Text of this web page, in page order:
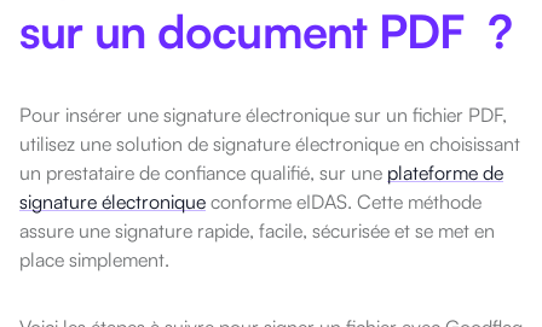
sur un document PDF ?
Pour insérer une signature électronique sur un fichier PDF,
utilisez une solution de signature électronique en choisissant
un prestataire de confiance qualifié, sur une plateforme de
signature électronique conforme eIDAS. Cette méthode
assure une signature rapide, facile, sécurisée et se met en
place simplement.